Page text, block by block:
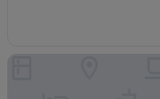
Best Western Buckingham Palace Rd